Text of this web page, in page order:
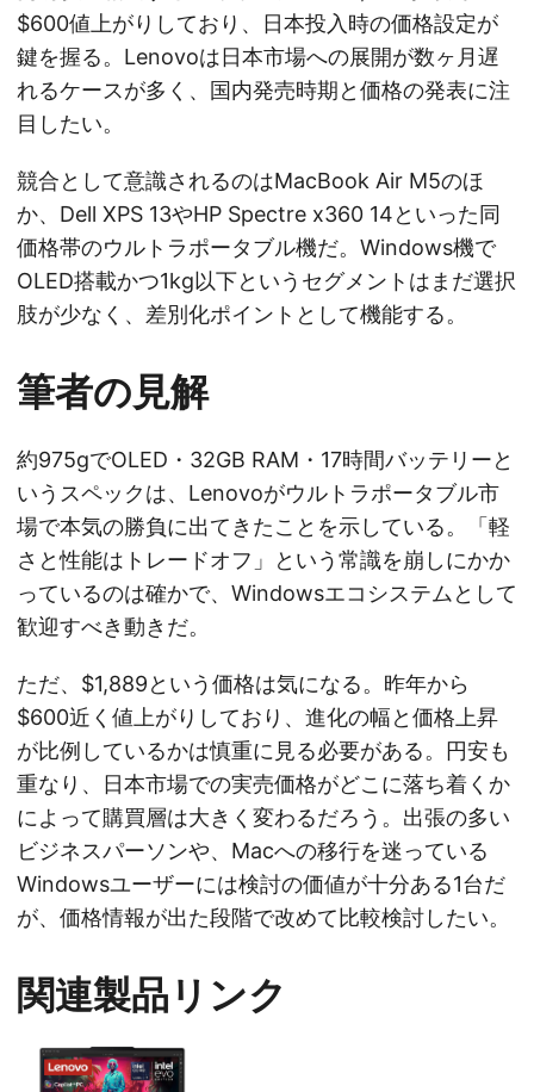
$600値上がりしており、日本投入時の価格設定が
鍵を握る。Lenovoは日本市場への展開が数ヶ月遅
れるケースが多く、国内発売時期と価格の発表に注
目したい。
競合として意識されるのはMacBook Air M5のほ
か、Dell XPS 13やHP Spectre x360 14といった同
価格帯のウルトラポータブル機だ。Windows機で
OLED搭載かつ1kg以下というセグメントはまだ選択
肢が少なく、差別化ポイントとして機能する。
筆者の見解
約975gでOLED・32GB RAM・17時間バッテリーと
いうスペックは、Lenovoがウルトラポータブル市
場で本気の勝負に出てきたことを示している。「軽
さと性能はトレードオフ」という常識を崩しにかか
っているのは確かで、Windowsエコシステムとして
歓迎すべき動きだ。
ただ、$1,889という価格は気になる。昨年から
$600近く値上がりしており、進化の幅と価格上昇
が比例しているかは慎重に見る必要がある。円安も
重なり、日本市場での実売価格がどこに落ち着くか
によって購買層は大きく変わるだろう。出張の多い
ビジネスパーソンや、Macへの移行を迷っている
Windowsユーザーには検討の価値が十分ある1台だ
が、価格情報が出た段階で改めて比較検討したい。
関連製品リンク